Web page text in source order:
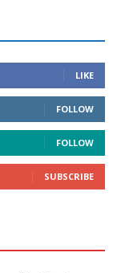
LIKE
FOLLOW
FOLLOW
SUBSCRIBE